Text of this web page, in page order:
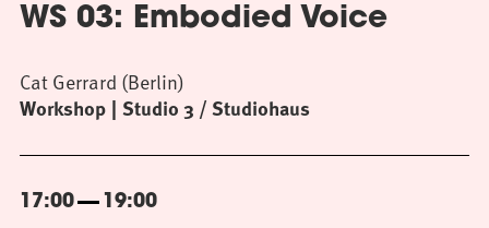
WS 03: Embodied Voice
Workshop Studio 3 / Studiohaus
Cat Gerrard (Berlin)
17:00 19:00